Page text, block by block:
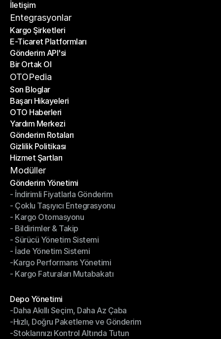
Fiyat Hesaplayıcı
İletişim
İletişim
Entegrasyonlar
Kargo Şirketleri
Kargo Şirketleri
E-Ticaret Platformları
E-Ticaret Platformları
Gönderim API'si
Gönderim API'si
Bir Ortak Ol
Bir Ortak Ol
OTOPedia
Son Bloglar
Son Bloglar
Başarı Hikayeleri
Başarı Hikayeleri
OTO Haberleri
OTO Haberleri
Yardım Merkezi
Yardım Merkezi
Gönderim Rotaları
Gönderim Rotaları
Gizlilik Politikası
Gizlilik Politikası
Hizmet Şartları
Hizmet Şartları
Modüller
Gönderim Yönetimi
Gönderim Yönetimi
- İndirimli Fiyatlarla Gönderim
- İndirimli Fiyatlarla Gönderim
- Çoklu Taşıyıcı Entegrasyonu
- Çoklu Taşıyıcı Entegrasyonu
- Kargo Otomasyonu
- Kargo Otomasyonu
- Bildirimler & Takip
- Bildirimler & Takip
- Sürücü Yönetim Sistemi
- Sürücü Yönetim Sistemi
- İade Yönetim Sistemi
- İade Yönetim Sistemi
-Kargo Performans Yönetimi
-Kargo Performans Yönetimi
- Kargo Faturaları Mutabakatı
Depo Yönetimi
Depo Yönetimi
-Daha Akıllı Seçim, Daha Az Çaba
-Daha Akıllı Seçim, Daha Az Çaba
-Hızlı, Doğru Paketleme ve Gönderim
-Hızlı, Doğru Paketleme ve Gönderim
-Stoklarınızı Kontrol Altında Tutun